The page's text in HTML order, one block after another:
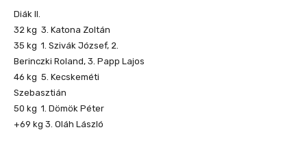
Diák II.
32 kg 3. Katona Zoltán
35 kg 1. Szivák József, 2.
Berinczki Roland, 3. Papp Lajos
46 kg 5. Kecskeméti
Szebasztián
50 kg 1. Dömök Péter
+69 kg 3. Oláh László